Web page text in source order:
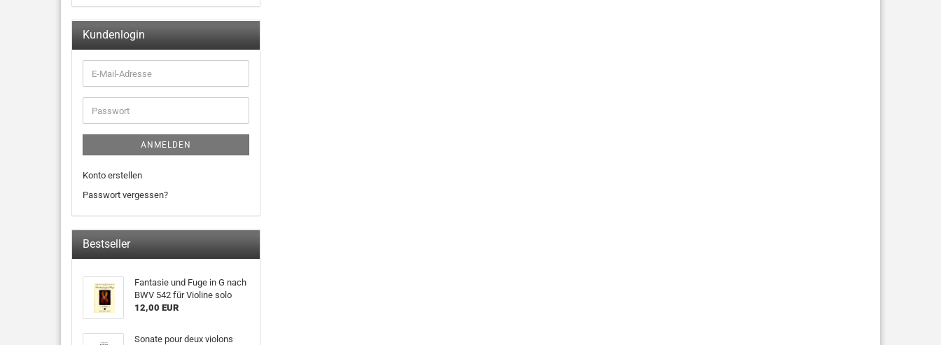
Kundenlogin
ANMELDEN
Konto erstellen
Passwort vergessen?
Bestseller
Fantasie und Fuge in G nach
BWV 542 für Violine solo
12,00 EUR
Sonate pour deux violons